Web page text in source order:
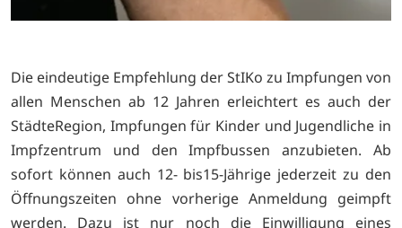
Die eindeutige Empfehlung der StIKo zu Impfungen von
allen Menschen ab 12 Jahren erleichtert es auch der
StädteRegion, Impfungen für Kinder und Jugendliche in
Impfzentrum und den Impfbussen anzubieten. Ab
sofort können auch 12- bis15-Jährige jederzeit zu den
Öffnungszeiten ohne vorherige Anmeldung geimpft
werden. Dazu ist nur noch die Einwilligung eines